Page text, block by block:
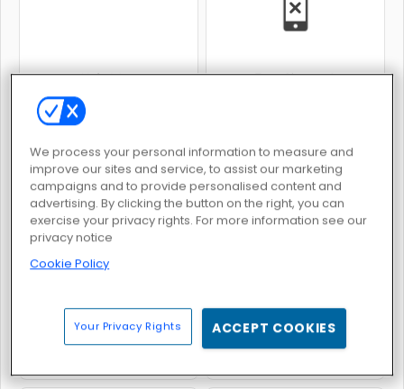
Mafia Wars Time Shooter 2
Guerre tra bande: spara per uccidere Jeff the Killer
We process your personal information to measure and
improve our sites and service, to assist our marketing
campaigns and to provide personalised content and
advertising. By clicking the button on the right, you can
exercise your privacy rights. For more information see our
privacy notice
Cookie Policy
Your Privacy Rights ACCEPT COOKIES